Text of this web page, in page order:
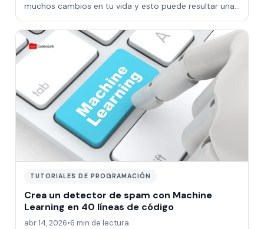
muchos cambios en tu vida y esto puede resultar una
decisión muy difícil pero esta gu…
TUTORIALES DE PROGRAMACIÓN
Crea un detector de spam con Machine
Learning en 40 líneas de código
abr 14, 2026•6 min de lectura